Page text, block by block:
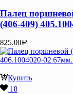
Палец
(406-409)
825.00Р
Купить
18